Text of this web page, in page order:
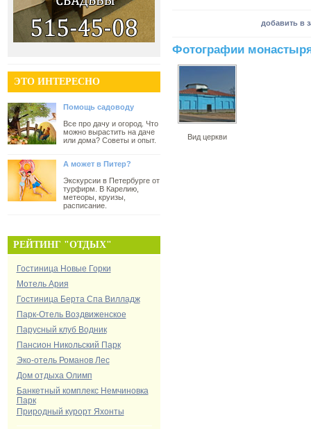
ЭТО ИНТЕРЕСНО
Помощь садоводу
Все про дачу и огород. Что
можно вырастить на даче
или дома? Советы и опыт.
А может в Питер?
Экскурсии в Петербурге от
турфирм. В Карелию,
метеоры, круизы,
расписание.
РЕЙТИНГ "ОТДЫХ"
Гостиница Новые Горки
Мотель Ария
Гостиница Берта Спа Вилладж
Парк-Отель Воздвиженское
Парусный клуб Водник
Пансион Никольский Парк
Эко-отель Романов Лес
Дом отдыха Олимп
Банкетный комплекс Немчиновка
Парк
Природный курорт Яхонты
добавить в
Фотографии
Вид церкви